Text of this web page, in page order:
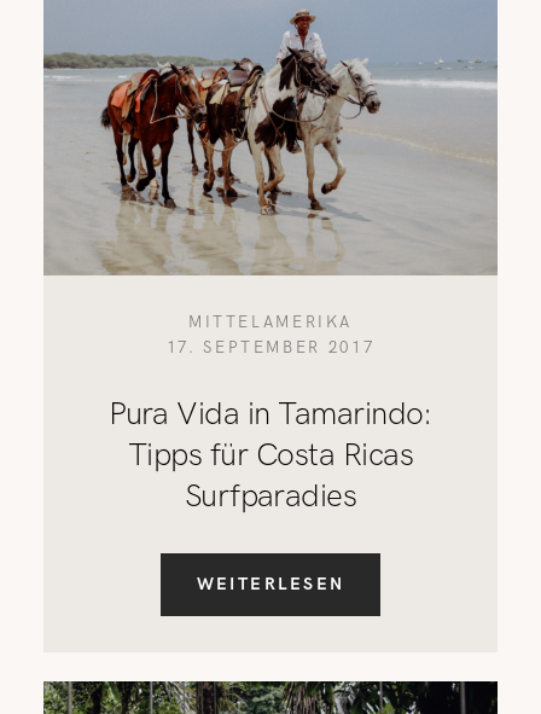
MITTELAMERIKA
17. SEPTEMBER 2017
Pura Vida in Tamarindo:
Tipps für Costa Ricas
Surfparadies
WEITERLESEN